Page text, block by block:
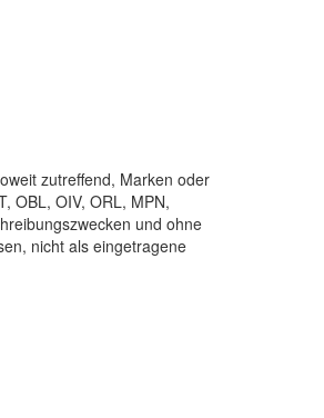
zutreffend, Marken oder
OBL, OIV, ORL, MPN,
und ohne
nicht als eingetragene